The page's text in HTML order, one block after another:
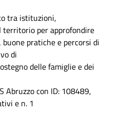
tra istituzioni,
territorio per approfondire
pratiche e percorsi di
di
delle famiglie e dei
Abruzzo con ID: 108489,
e n. 1